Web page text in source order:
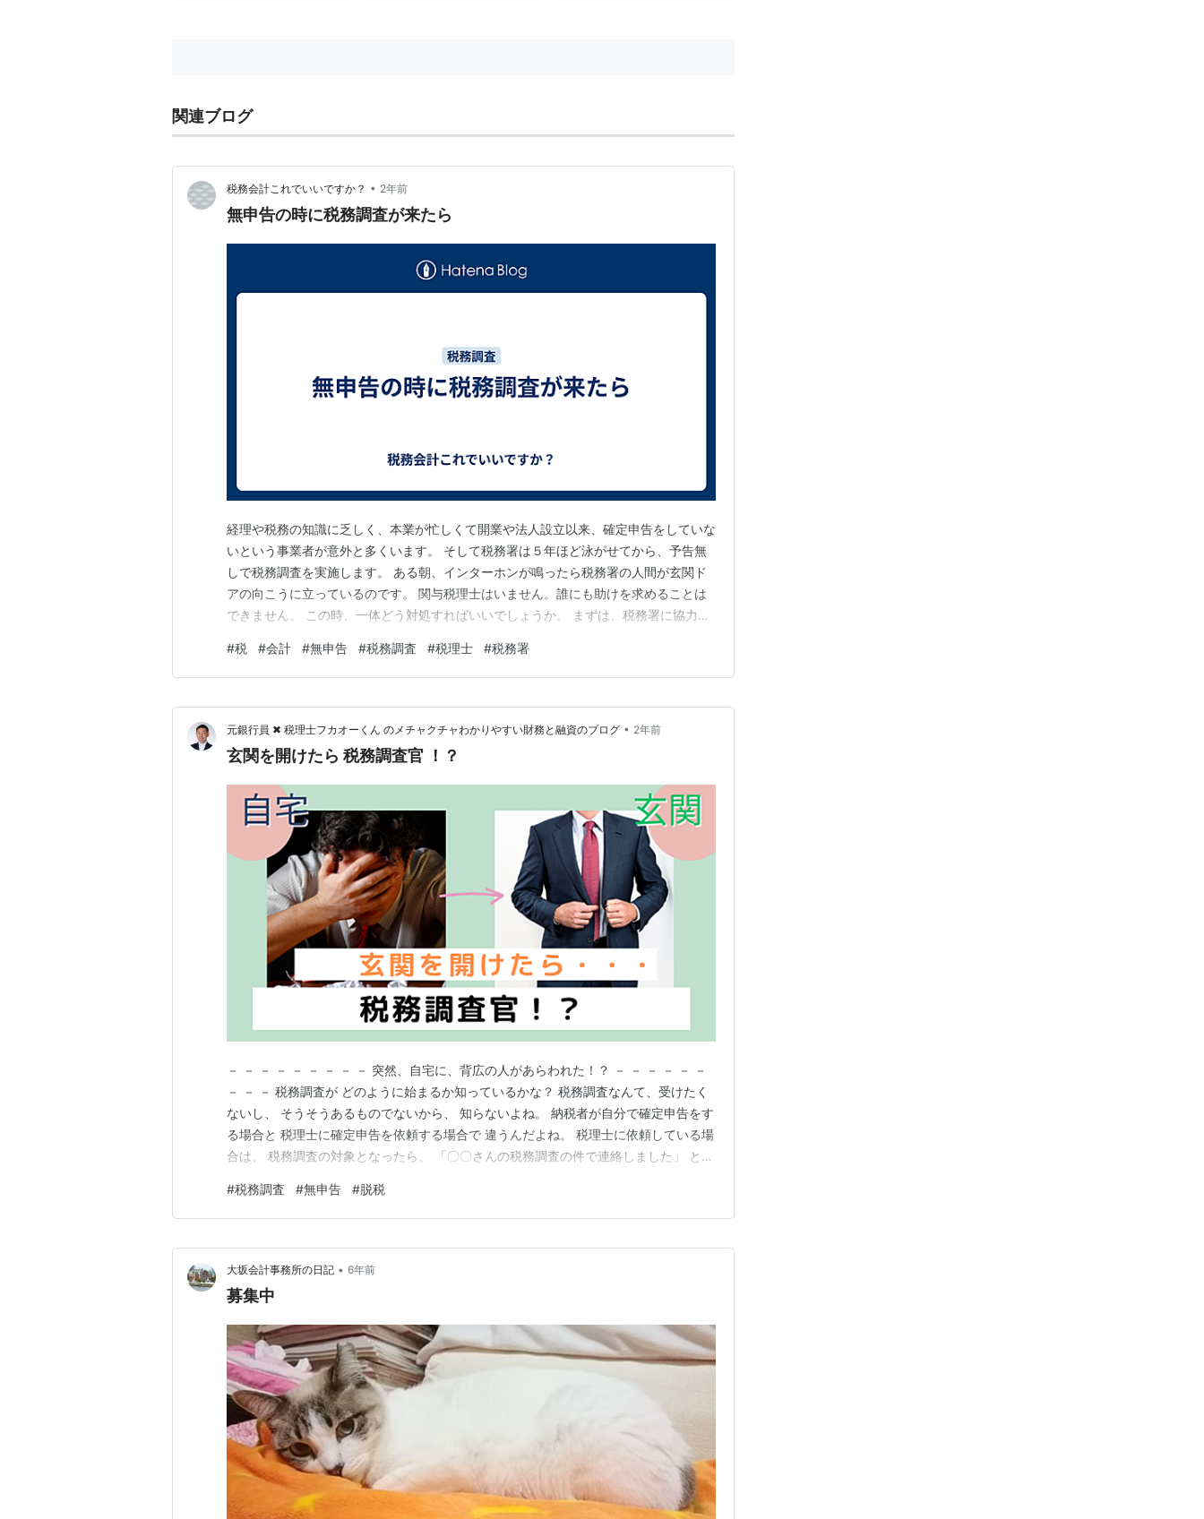
関連ブログ
税務会計これでいいですか？ • 2年前
無申告の時に税務調査が来たら
経理や税務の知識に乏しく、本業が忙しくて開業や法人設立以来、確定申告をしていな
いという事業者が意外と多くいます。 そして税務署は５年ほど泳がせてから、予告無
しで税務調査を実施します。 ある朝、インターホンが鳴ったら税務署の人間が玄関ド
アの向こうに立っているのです。 関与税理士はいません。誰にも助けを求めることは
できません。 この時、一体どう対処すればいいでしょうか。 まずは、税務署に協力的
用したいと言ってきた場合、経費に係る資料を漏れなく渡しましょう。 後出しで経費
関連の資料を提出しても認めてもらえない可能性がありま…
#税 #会計 #無申告 #税務調査 #税理士 #税務署
元銀行員 ✖ 税理士フカオーくん のメチャクチャわかりやすい財務と融資のブログ • 2年前
玄関を開けたら 税務調査官 ！？
－ － － － － － － － － 突然、自宅に、背広の人があらわれた！？ － － － － － －
－ － － 税務調査が どのように始まるか知っているかな？ 税務調査なんて、受けたく
ないし、 そうそうあるものでないから、 知らないよね。 納税者が自分で確定申告をす
る場合と 税理士に確定申告を依頼する場合で 違うんだよね。 税理士に依頼している場
合は、 税務調査の対象となったら、 「〇〇さんの税務調査の件で連絡しました」 と、
そう、 知らない電話番号から、スマホに連絡が入る。 「〇〇さんの税務調査の件で連
絡しまし…
#税務調査 #無申告 #脱税
大坂会計事務所の日記 • 6年前
募集中